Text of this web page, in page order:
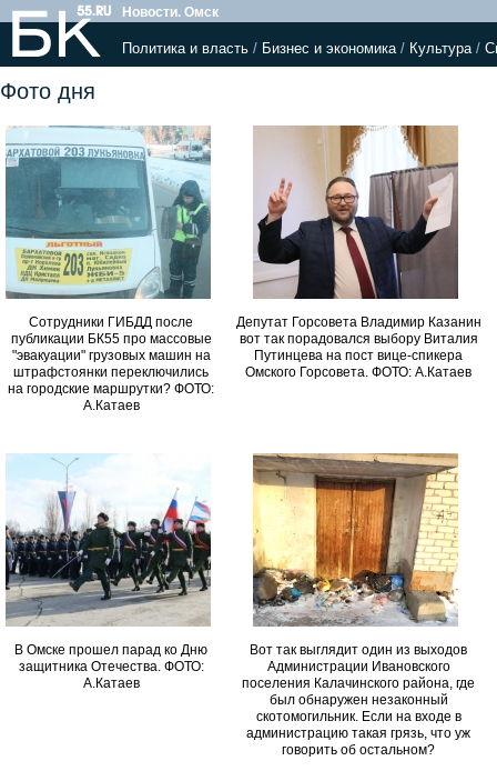
Новости. Омск
Политика и власть / Бизнес и экономика/ Культура/
Фото дня
Сотрудники ГИБДД после
публикации БК55 про массовые
"эвакуации" грузовых машин на
штрафстоянки переключились
на городские маршрутки? ФОТО:
А.Катаев
Депутат Горсовета Владимир Казанин
вот так порадовался выбору Виталия
Путинцева на пост вице-спикера
Омского Горсовета. ФОТО: А.Катаев
В Омске прошел парад ко Дню
защитника Отечества. ФОТО:
А.Катаев
Вот так выглядит один из выходов
Администрации Ивановского
поселения Калачинского района, где
был обнаружен незаконный
скотомогильник. Если на входе в
администрацию такая грязь, что уж
говорить об остальном?